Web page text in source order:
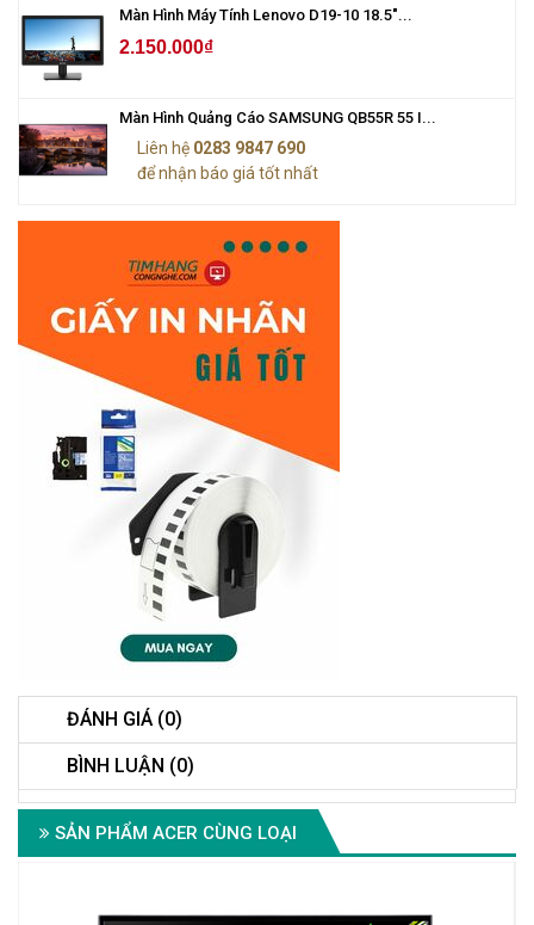
Màn Hình Máy Tính Lenovo D19-10 18.5"...
2.150.000₫
Màn Hình Quảng Cáo SAMSUNG QB55R 55 I...
Liên hệ 0283 9847 690
để nhận báo giá tốt nhất
ĐÁNH GIÁ (0)
BÌNH LUẬN (0)
SẢN PHẨM ACER CÙNG LOẠI